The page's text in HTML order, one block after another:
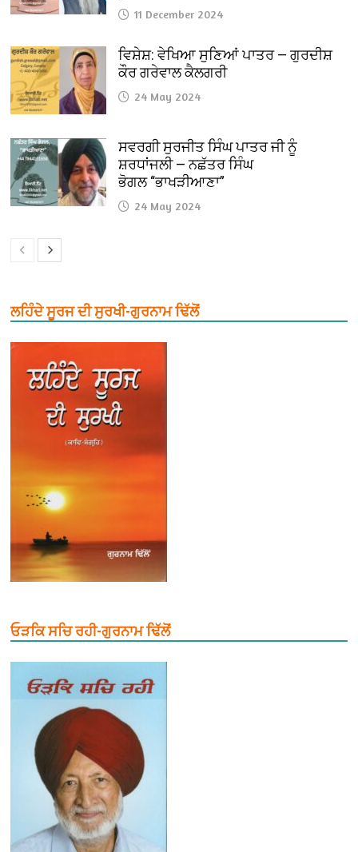
11 December 2024
ਵਿਸ਼ੇਸ਼: ਵੇਖਿਆ ਸੁਣਿਆਂ ਪਾਤਰ — ਗੁਰਦੀਸ਼
ਕੌਰ ਗਰੇਵਾਲ ਕੈਲਗਰੀ
24 May 2024
ਸਵਰਗੀ ਸੁਰਜੀਤ ਸਿੰਘ ਪਾਤਰ ਜੀ ਨੂੰ
ਸ਼ਰਧਾਂਜਲੀ — ਨਛੱਤਰ ਸਿੰਘ
ਭੋਗਲ “ਭਾਖੜੀਆਣਾ”
24 May 2024
ਲਹਿੰਦੇ ਸੂਰਜ ਦੀ ਸੁਰਖੀ-ਗੁਰਨਾਮ ਢਿੱਲੋਂ
ਓੜਕਿ ਸਚਿ ਰਹੀ-ਗੁਰਨਾਮ ਢਿੱਲੋਂ